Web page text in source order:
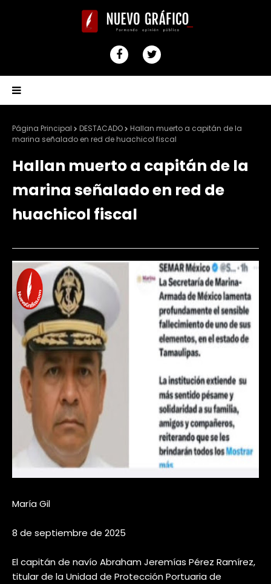
Página Principal DESTACADO
Hallan muerto a capitán de la
marina señalado en red de huachicol fiscal
Hallan muerto a capitán de la
marina señalado en red de
huachicol fiscal
María Gil
8 de septiembre de 2025
El capitán de navío Abraham Jeremías Pérez Ramírez,
titular de la Unidad de Protección Portuaria de